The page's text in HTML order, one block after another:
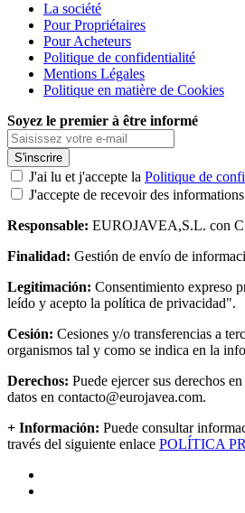
La société
Pour Propriétaires
Pour Acheteurs
Politique de confidentialité
Mentions Légales
Politique en matière de Cookies
Soyez le premier à être informé
S'inscrire
J'ai lu et j'accepte la Politique de
J'accepte de recevoir des
Responsable: EUROJAVEA,S.L. con
Finalidad: Gestión de envío de
Legitimación: Consentimiento expreso
leído y acepto la política de privacidad".
Cesión: Cesiones y/o transferencias a
organismos tal y como se indica en la
Derechos: Puede ejercer sus derechos
datos en contacto@eurojavea.com.
+ Información: Puede consultar
través del siguiente enlace POLÍTICA